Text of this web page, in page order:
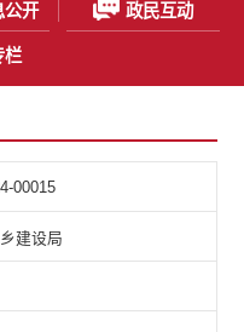
公开 政民互动
栏
00015
建设局